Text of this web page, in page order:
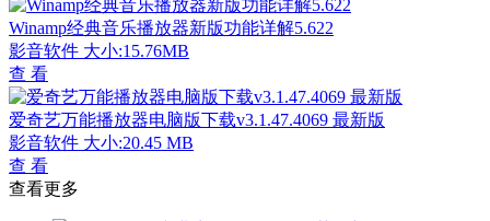
Winamp经典音乐播放器新版功能详解5.622
影音软件 大小:15.76MB
查 看
爱奇艺万能播放器电脑版下载v3.1.47.4069 最新版
影音软件 大小:20.45 MB
查 看
查看更多